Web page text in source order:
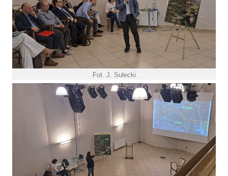
Fot. J. Sulecki